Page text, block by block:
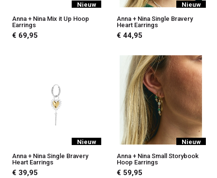
Nieuw
Anna + Nina Mix it Up Hoop
Earrings
€ 69,95
Nieuw
Anna + Nina Single Bravery
Heart Earrings
€ 44,95
Nieuw
Anna + Nina Single Bravery
Heart Earrings
€ 39,95
Nieuw
Anna + Nina Small Storybook
Hoop Earrings
€ 59,95